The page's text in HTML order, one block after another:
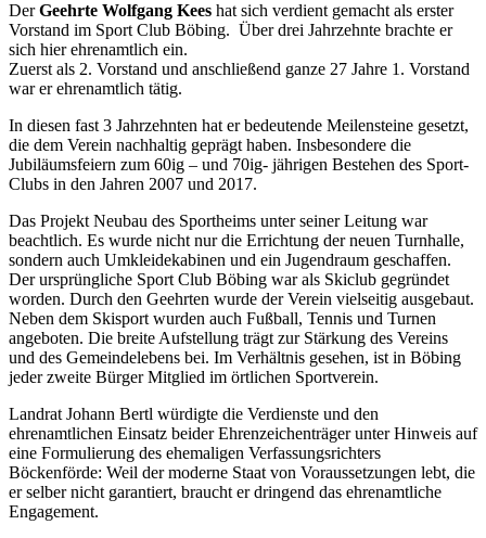
DerGeehrte Wolfgang Kees hat sich verdient gemacht als erster
Vorstand im Sport Club Böbing. Über drei Jahrzehnte brachte er
sich hier ehrenamtlich ein.
Zuerst als 2. Vorstand und anschließend ganze 27 Jahre 1. Vorstand
war er ehrenamtlich tätig.
In diesen fast 3 Jahrzehnten hat er bedeutende Meilensteine gesetzt,
die dem Verein nachhaltig geprägt haben. Insbesondere die
Jubiläumsfeiern zum 60ig – und 70ig- jährigen Bestehen des Sport-
Clubs in den Jahren 2007 und 2017.
Das Projekt Neubau des Sportheims unter seiner Leitung war
beachtlich. Es wurde nicht nur die Errichtung der neuen Turnhalle,
sondern auch Umkleidekabinen und ein Jugendraum geschaffen.
Der ursprüngliche Sport Club Böbing war als Skiclub gegründet
worden. Durch den Geehrten wurde der Verein vielseitig ausgebaut.
Neben dem Skisport wurden auch Fußball, Tennis und Turnen
angeboten. Die breite Aufstellung trägt zur Stärkung des Vereins
und des Gemeindelebens bei. Im Verhältnis gesehen, ist in Böbing
jeder zweite Bürger Mitglied im örtlichen Sportverein.
Landrat Johann Bertl würdigte die Verdienste und den
ehrenamtlichen Einsatz beider Ehrenzeichenträger unter Hinweis auf
eine Formulierung des ehemaligen Verfassungsrichters
Böckenförde: Weil der moderne Staat von Voraussetzungen lebt, die
er selber nicht garantiert, braucht er dringend das ehrenamtliche
Engagement.